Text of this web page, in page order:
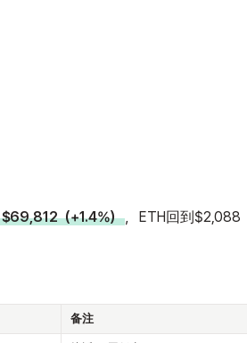
$69,812（+1.4%），ETH回到$2,088
备注